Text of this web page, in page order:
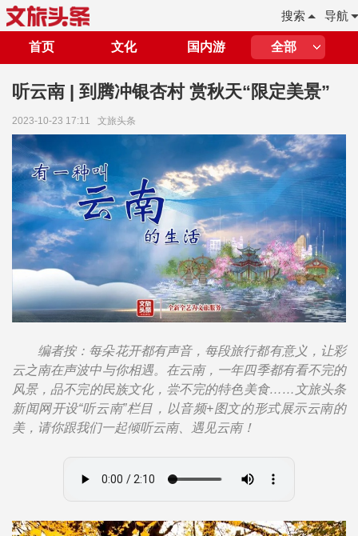
导航
搜索
首页 文化 国内游 全部
听云南 | 到腾冲银杏村 赏秋天“限定美景”
2023-10-23 17:11 文旅头条
编者按：每朵花开都有声音，每段旅行都有意义，让彩
云之南在声波中与你相遇。在云南，一年四季都有看不完的
风景，品不完的民族文化，尝不完的特色美食……文旅头条
新闻网开设“听云南”栏目，以音频+图文的形式展示云南的
美，请你跟我们一起倾听云南、遇见云南！